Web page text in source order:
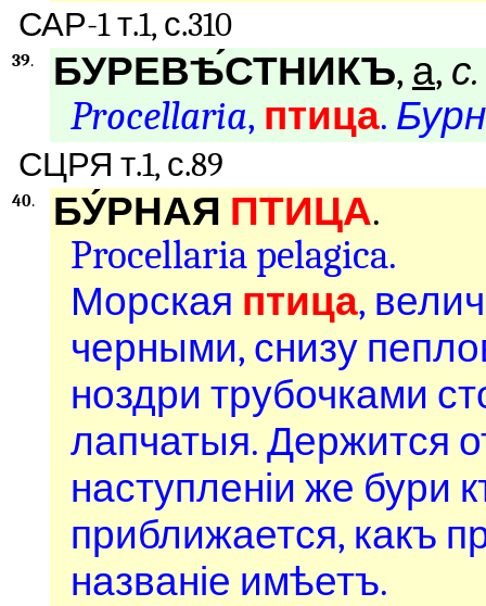
САР-1 т.1, с.310
39. БУРЕВѢ́СТНИКЪ, а,
Procellaria, птица.
СЦРЯ т.1, с.89
40. БУ́РНАЯ ПТИЦА.
Procellaria pelagica.
Морская птица,
черными, снизу
ноздри трубочками
лапчатыя. Держится
наступленіи же
приближается, какъ
названіе имѣетъ.